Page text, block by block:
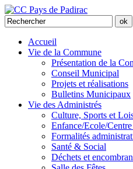
Accueil
Vie de la Commune
Présentation de la
Conseil Municipal
Projets et réalisations
Bulletins Municipaux
Vie des Administrés
Culture, Sports et
Enfance/Ecole/
Formalités
Santé & Social
Déchets et